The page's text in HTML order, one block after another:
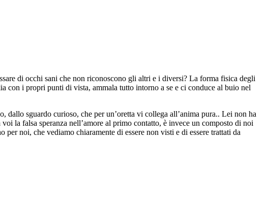
di occhi sani che non riconoscono gli altri e i diversi? La forma fisica degli
con i propri punti di vista, ammala tutto intorno a se e ci conduce al buio nel
dallo sguardo curioso, che per un’oretta vi collega all’anima pura.. Lei non ha
la falsa speranza nell’amore al primo contatto, è invece un composto di noi
noi, che vediamo chiaramente di essere non visti e di essere trattati da